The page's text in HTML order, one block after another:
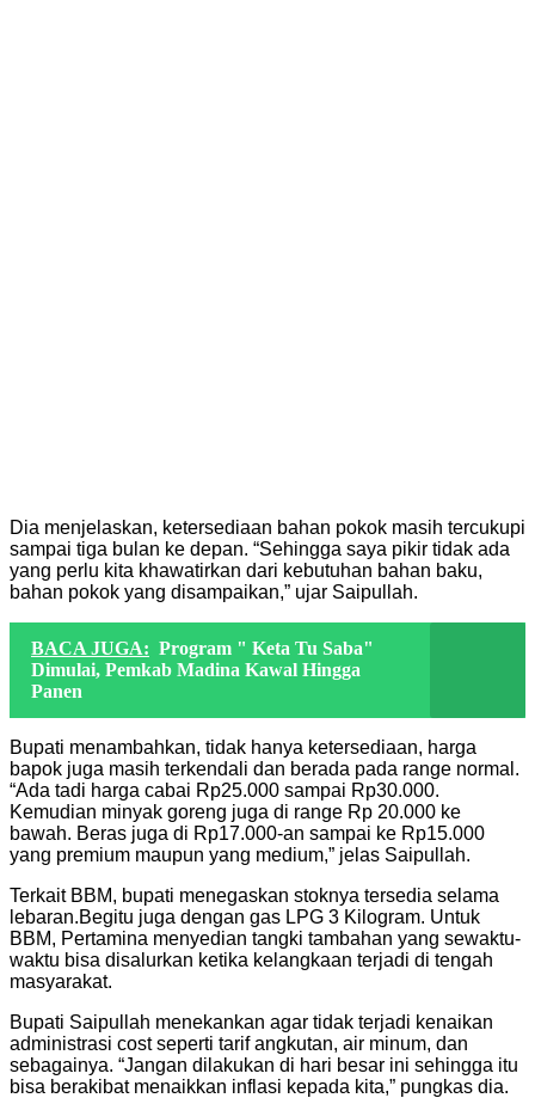
Dia menjelaskan, ketersediaan bahan pokok masih tercukupi
sampai tiga bulan ke depan. “Sehingga saya pikir tidak ada
yang perlu kita khawatirkan dari kebutuhan bahan baku,
bahan pokok yang disampaikan,” ujar Saipullah.
BACA JUGA: Program " Keta Tu Saba"
Dimulai, Pemkab Madina Kawal Hingga
Panen
Bupati menambahkan, tidak hanya ketersediaan, harga
bapok juga masih terkendali dan berada pada range normal.
“Ada tadi harga cabai Rp25.000 sampai Rp30.000.
Kemudian minyak goreng juga di range Rp 20.000 ke
bawah. Beras juga di Rp17.000-an sampai ke Rp15.000
yang premium maupun yang medium,” jelas Saipullah.
Terkait BBM, bupati menegaskan stoknya tersedia selama
lebaran.Begitu juga dengan gas LPG 3 Kilogram. Untuk
BBM, Pertamina menyedian tangki tambahan yang sewaktu-
waktu bisa disalurkan ketika kelangkaan terjadi di tengah
masyarakat.
Bupati Saipullah menekankan agar tidak terjadi kenaikan
administrasi cost seperti tarif angkutan, air minum, dan
sebagainya. “Jangan dilakukan di hari besar ini sehingga itu
bisa berakibat menaikkan inflasi kepada kita,” pungkas dia.